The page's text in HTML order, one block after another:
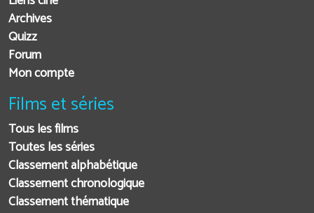
Archives
Quizz
Forum
Mon compte
Films et séries
Tous les films
Toutes les séries
Classement alphabétique
Classement chronologique
Classement thématique